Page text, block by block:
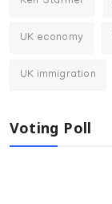
UK economy
UK immigration
Voting Poll